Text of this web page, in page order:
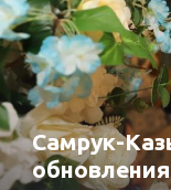
Самрук-